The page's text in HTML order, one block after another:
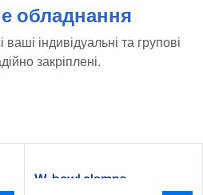
обладнання
індивідуальні та групові
закріплені.
W-bowl clamps